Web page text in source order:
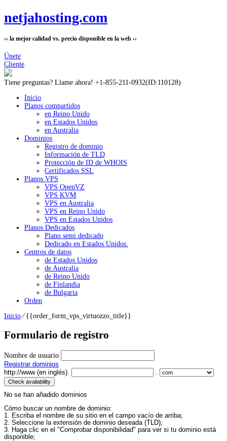
netjahosting.com
›› la mejor calidad vs. precio disponible en la web ‹‹
Únete
Cliente
Tiene preguntas? Llame ahora! +1-855-211-0932(ID:110128)
Inicio
Planos compartidos
en Reino Unido
en Estados Unidos
en Australia
Dominios
Registro de dominio
Información de TLD
Protección de ID de WHOIS
Certificados SSL
Planos VPS
VPS OpenVZ
VPS KVM
VPS en Australia
VPS en Reino Unido
VPS en Estados Unidos
Planos Dedicados
Plano semi dedicado
Dedicado en Estados Unidos.
Centros de datos
de Estados Unidos
de Australia
de Reino Unido
de Finlandia
de Bulgaria
Orden
Inicio⁄{{order_form_vps_virtuozzo_title}}
Formulario de registro
Nombre de usuario
Registrar dominios
http://www (en inglés).
.
No se han añadido dominios
Cómo buscar un nombre de dominio:
1. Escriba el nombre de su sitio en el campo vacío de arriba;
2. Seleccione la extensión de dominio deseada (TLD);
3. Haga clic en el "Comprobar disponibilidad" para ver si tu dominio está
disponible;